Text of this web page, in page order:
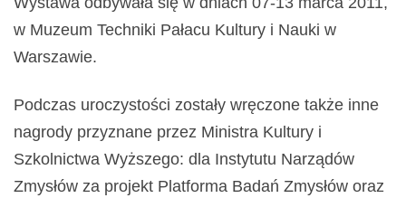
w Muzeum Techniki Pałacu Kultury i Nauki w
Warszawie.
Podczas uroczystości zostały wręczone także inne
nagrody przyznane przez Ministra Kultury i
Szkolnictwa Wyższego: dla Instytutu Narządów
Zmysłów za projekt Platforma Badań Zmysłów oraz